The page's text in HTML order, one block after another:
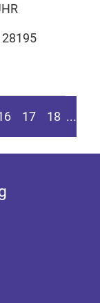
17 18 ....